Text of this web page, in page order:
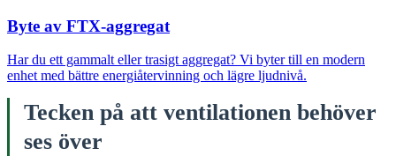
Byte av FTX-aggregat
Har du ett gammalt eller trasigt aggregat? Vi byter till en modern
enhet med bättre energiåtervinning och lägre ljudnivå.
Tecken på att ventilationen behöver
ses över